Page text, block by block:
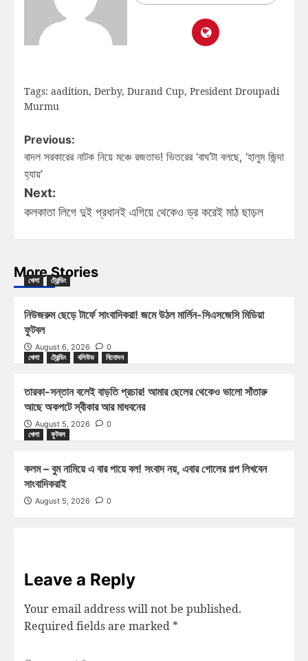
Tags: aadition, Derby, Durand Cup, President Droupadi
Murmu
Previous:
বাদল সরকারের নাটক নিয়ে মঞ্চে রজতাভ! ভিতরের ‘বাঘ’টা বলছে, ‘হালুম জিন্দা
হ্যায়’
Next:
কলকাতা লিগে দুই প্রধানই এগিয়ে থেকেও ড্র করেই মাঠ ছাড়ল
More Stories
খেলা ট্রেন্ডিং
নিউজরুম ছেড়ে টার্ফে সাংবাদিকরা! জমে উঠল মার্লিন-সিএসজেসি মিডিয়া
ফুটবল
August 6, 2026
0
খেলা
ট্রেন্ডিং বলিউড বিনোদন
তারকা-সন্তান বলেই বাড়তি প্রচার! আমার ছেলের থেকেও ভালো সাঁতারু
আছে অকপটে স্বীকার আর মাধবনের
August 5, 2026
0
খেলা
ফুটবল
কলম – বুম নামিয়ে এ বার পায়ে বল! সংবাদ নয়, এবার গোলের গল্প লিখবেন
সাংবাদিকরাই
August 5, 2026 0
Leave a Reply
Your email address will not be published.
Required fields are marked *